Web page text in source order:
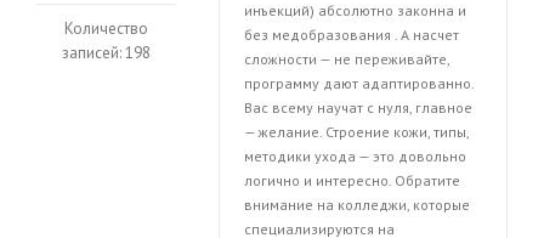
Количество
записей: 198
инъекций) абсолютно законна и
без медобразования . А насчет
сложности — не переживайте,
программу дают адаптированно.
Вас всему научат с нуля, главное
— желание. Строение кожи, типы,
методики ухода — это довольно
логично и интересно. Обратите
внимание на колледжи, которые
специализируются на